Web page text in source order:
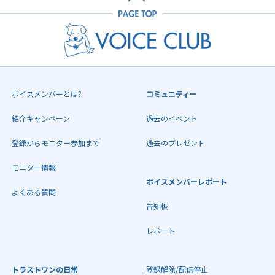
ボイスメンバーとは?
紹介キャンペーン
登録からモニター参加まで
モニター情報
よくある質問
コミュニティー
過去のイベント
過去のプレゼント
ボイスメンバーレポート
告知板
レポート
トラストワンの日常 登録解除/配信停止